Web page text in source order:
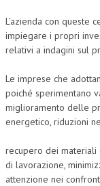
L’azienda con queste
impiegare i propri
relativi a indagini sul
Le imprese che
poiché sperimentano
miglioramento delle
energetico, riduzioni
recupero dei materiali
di lavorazione,
attenzione nei